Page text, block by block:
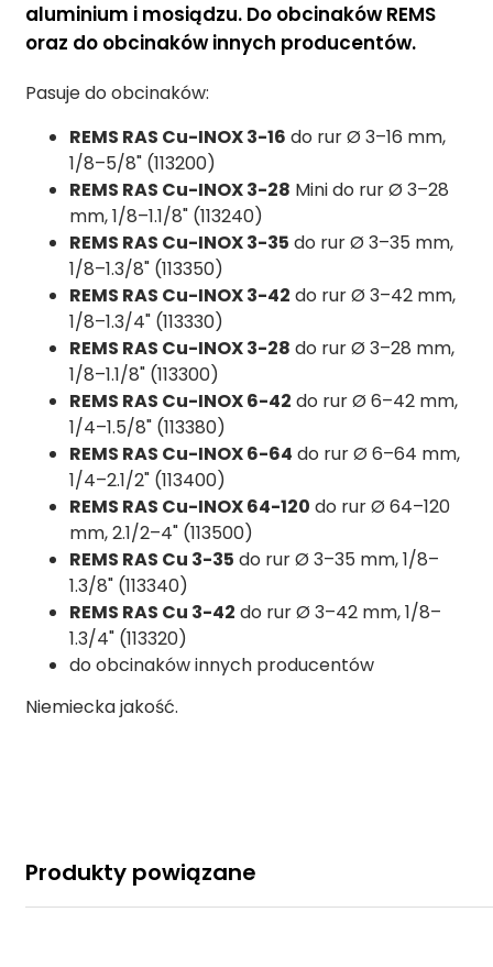
aluminium i mosiądzu. Do obcinaków REMS
oraz do obcinaków innych producentów.
Pasuje do obcinaków:
REMS RAS Cu-INOX 3-16 do rur Ø 3–16 mm,
1/8–5/8" (113200)
REMS RAS Cu-INOX 3-28 Mini do rur Ø 3–28
mm, 1/8–1.1/8" (113240)
REMS RAS Cu-INOX 3-35 do rur Ø 3–35 mm,
1/8–1.3/8" (113350)
REMS RAS Cu-INOX 3-42 do rur Ø 3–42 mm,
1/8–1.3/4" (113330)
REMS RAS Cu-INOX 3-28 do rur Ø 3–28 mm,
1/8–1.1/8" (113300)
REMS RAS Cu-INOX 6-42 do rur Ø 6–42 mm,
1/4–1.5/8" (113380)
REMS RAS Cu-INOX 6-64 do rur Ø 6–64 mm,
1/4–2.1/2" (113400)
REMS RAS Cu-INOX 64-120 do rur Ø 64–120
mm, 2.1/2–4" (113500)
REMS RAS Cu 3-35 do rur Ø 3–35 mm, 1/8–
1.3/8" (113340)
REMS RAS Cu 3-42 do rur Ø 3–42 mm, 1/8–
1.3/4" (113320)
do obcinaków innych producentów
Niemiecka jakość.
Produkty powiązane